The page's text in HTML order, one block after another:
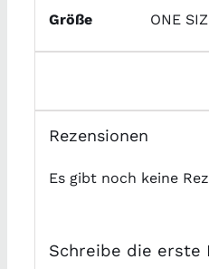
Größe ONE
Rezensionen
Es gibt noch keine
Schreibe die erste